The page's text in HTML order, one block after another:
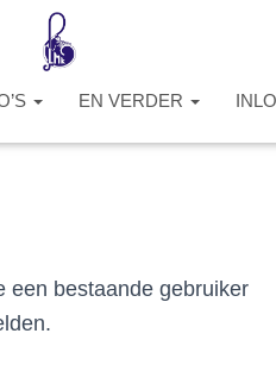
EN VERDER
een bestaande gebruiker